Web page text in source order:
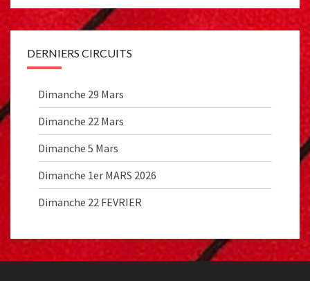
DERNIERS CIRCUITS
Dimanche 29 Mars
Dimanche 22 Mars
Dimanche 5 Mars
Dimanche 1er MARS 2026
Dimanche 22 FEVRIER